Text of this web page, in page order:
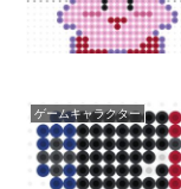
ゲームキャラクター